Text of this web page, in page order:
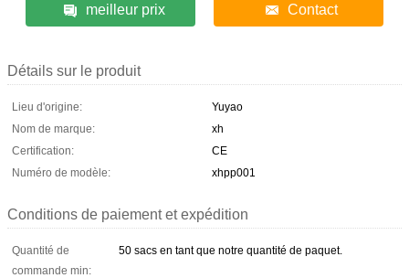
meilleur prix Contact
Détails sur le produit
Lieu d'origine:
Yuyao
Nom de marque:
xh
Certification:
CE
Numéro de modèle:
xhpp001
Conditions de paiement et expédition
Quantité de
commande min:
50 sacs en tant que notre quantité de paquet.